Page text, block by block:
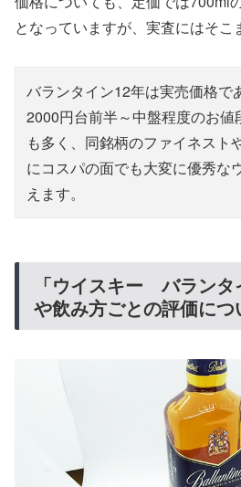
となっていますが、実査にはそこ
バランタイン12年は実売価格で
2000円台前半～中盤程度のお
も多く、同銘柄のファイネスト
にコスパの面でも大変に優秀な
えます。
「ウイスキー バラン
や飲み方ごとの評価に